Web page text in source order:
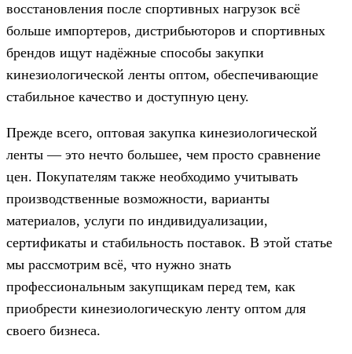
восстановления после спортивных нагрузок всё
больше импортеров, дистрибьюторов и спортивных
брендов ищут надёжные способы закупки
кинезиологической ленты оптом, обеспечивающие
стабильное качество и доступную цену.
Прежде всего, оптовая закупка кинезиологической
ленты — это нечто большее, чем просто сравнение
цен. Покупателям также необходимо учитывать
производственные возможности, варианты
материалов, услуги по индивидуализации,
сертификаты и стабильность поставок. В этой статье
мы рассмотрим всё, что нужно знать
профессиональным закупщикам перед тем, как
приобрести кинезиологическую ленту оптом для
своего бизнеса.